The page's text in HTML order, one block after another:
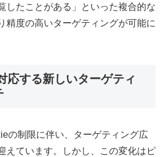
したことがある」といった複合的な
精度の高いターゲティングが可能に
応する新しいターゲティ
の制限に伴い、ターゲティング広
えています。しかし、この変化はピ